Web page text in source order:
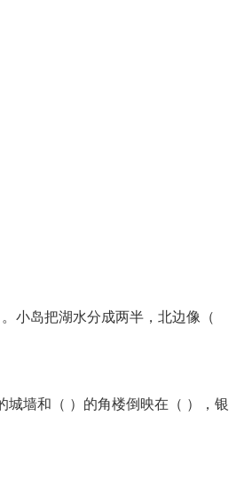
小岛把湖水分成两半，北边像（
城墙和（ ）的角楼倒映在（ ），银